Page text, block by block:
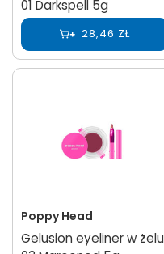
01 Darkspell 5g
28,46 ZŁ
Poppy Head
Gelusion eyeliner w żelu